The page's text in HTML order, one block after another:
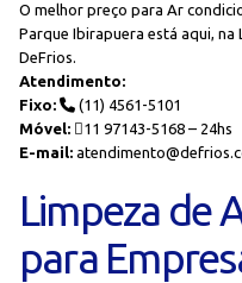
O melhor preço para Ar
Parque Ibirapuera está aqui,
DeFrios.
Atendimento:
Fixo:
(11) 4561-5101
Móvel:
11 97143-5168 – 24hs
E-mail:
Limpeza de
para